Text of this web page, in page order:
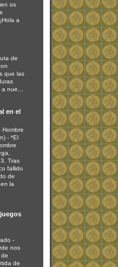
os
a
de
que las
a nue...
en el
Hombre
- *El
Tras
fallido
de
la
-
nos
de
de